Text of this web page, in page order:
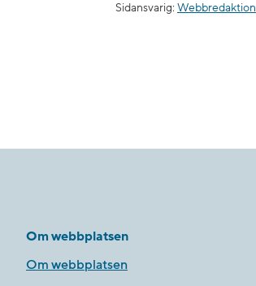
Sidansvarig: Webbredaktion
Om webbplatsen
Om webbplatsen